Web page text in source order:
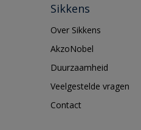
Sikkens
Over Sikkens
AkzoNobel
Duurzaamheid
Veelgestelde vragen
Contact